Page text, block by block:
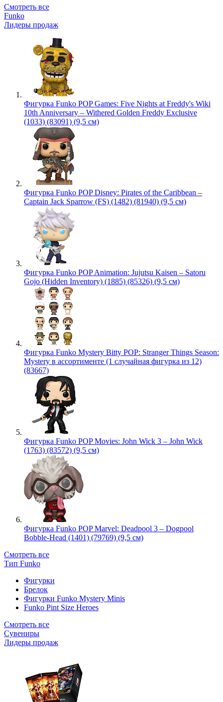
Смотреть все
Funko
Лидеры продаж
Фигурка Funko POP Games: Five Nights at Freddy's Wiki
10th Anniversary – Withered Golden Freddy Exclusive
(1033) (83091) (9,5 см)
Фигурка Funko POP Disney: Pirates of the Caribbean –
Captain Jack Sparrow (FS) (1482) (81940) (9,5 см)
Фигурка Funko POP Animation: Jujutsu Kaisen – Satoru
Gojo (Hidden Inventory) (1885) (85326) (9,5 см)
Фигурка Funko Mystery Bitty POP: Stranger Things Season:
Mystery в ассортименте (1 случайная фигурка из 12)
(83667)
Фигурка Funko POP Movies: John Wick 3 – John Wick
(1763) (83572) (9,5 см)
Фигурка Funko POP Marvel: Deadpool 3 – Dogpool
Bobble-Head (1401) (79769) (9,5 см)
Смотреть все
Тип Funko
Фигурки
Брелок
Фигурки Funko Mystery Minis
Funko Pint Size Heroes
Смотреть все
Сувениры
Лидеры продаж